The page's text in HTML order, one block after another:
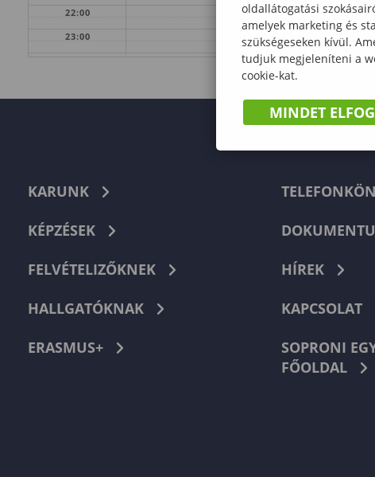
22:00
23:00
KARUNK
KÉPZÉSEK
FELVÉTELIZŐKNEK
HALLGATÓKNAK
ERASMUS+
HÍREK
KAPCSOLAT
SOPRONI
FŐOLDAL
oldallátogatási
amelyek marketing és
szükségeseken kívül.
tudjuk megjeleníteni a
cookie-kat.
MINDET